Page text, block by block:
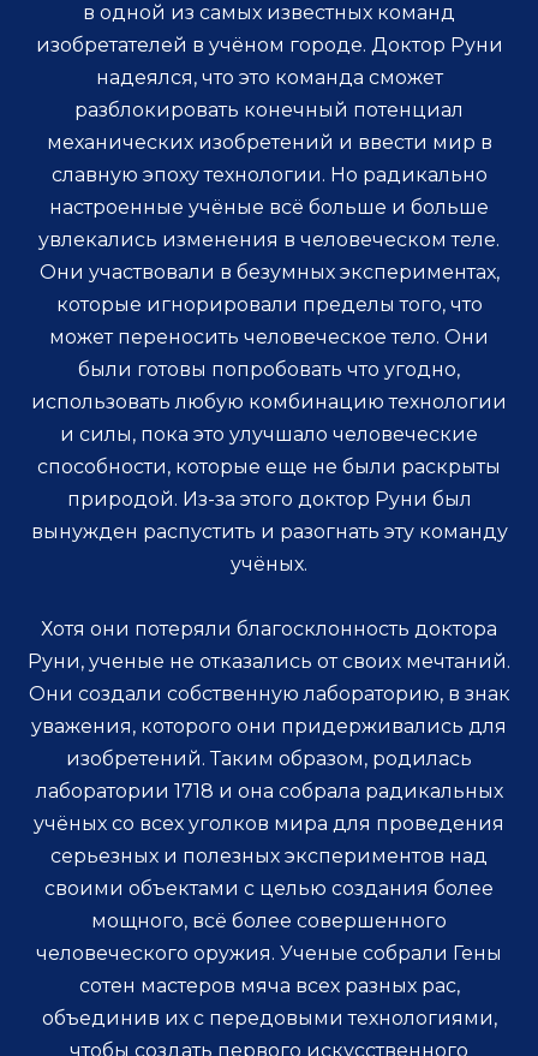
в одной из самых известных команд
изобретателей в учёном городе. Доктор Руни
надеялся, что это команда сможет
разблокировать конечный потенциал
механических изобретений и ввести мир в
славную эпоху технологии. Но радикально
настроенные учёные всё больше и больше
увлекались изменения в человеческом теле.
Они участвовали в безумных экспериментах,
которые игнорировали пределы того, что
может переносить человеческое тело. Они
были готовы попробовать что угодно,
использовать любую комбинацию технологии
и силы, пока это улучшало человеческие
способности, которые еще не были раскрыты
природой. Из-за этого доктор Руни был
вынужден распустить и разогнать эту команду
учёных.
Хотя они потеряли благосклонность доктора
Руни, ученые не отказались от своих мечтаний.
Они создали собственную лабораторию, в знак
уважения, которого они придерживались для
изобретений. Таким образом, родилась
лаборатории 1718 и она собрала радикальных
учёных со всех уголков мира для проведения
серьезных и полезных экспериментов над
своими объектами с целью создания более
мощного, всё более совершенного
человеческого оружия. Ученые собрали Гены
сотен мастеров мяча всех разных рас,
объединив их с передовыми технологиями,
чтобы создать первого искусственного